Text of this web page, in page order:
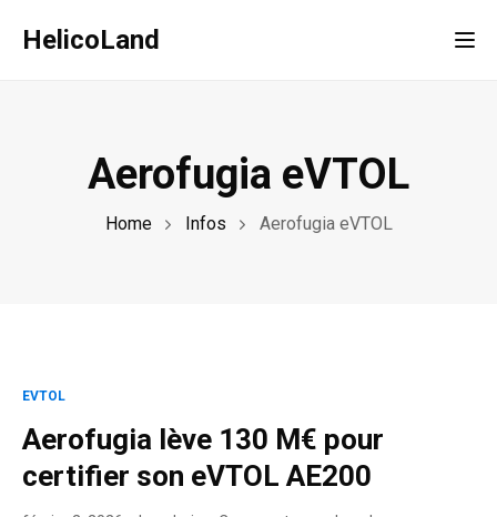
HelicoLand
Aerofugia eVTOL
Home Infos Aerofugia eVTOL
EVTOL
Aerofugia lève 130 M€ pour
certifier son eVTOL AE200